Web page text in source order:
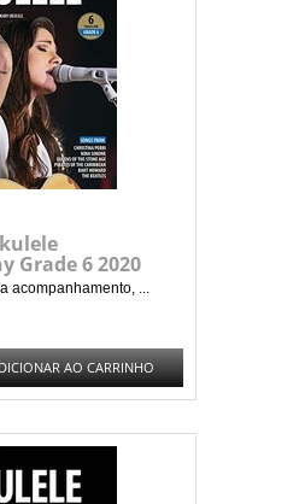
Grade 6 2020
acompanhamento, ...
AO CARRINHO